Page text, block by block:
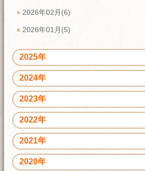
2026年02月(6)
2026年01月(5)
2025年
2024年
2023年
2022年
2021年
2020年